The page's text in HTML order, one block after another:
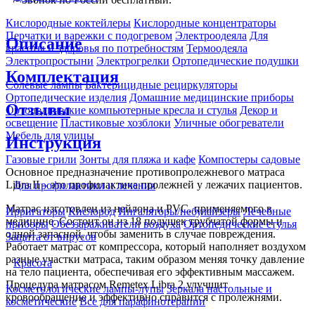
Кислородные коктейлеры Кислородные концентраторы
Перчатки и варежки с подогревом Электроодеяла Для
красоты и здоровья по потребностям Термоодеяла
Электропростыни Электрогрелки Ортопедические подушки
Солевые лампы Бактерицидные рециркуляторы
Ортопедические изделия Домашние медицинские приборы
Ортопедические компьютерные кресла и стулья Декор и
освещение Пластиковые хозблоки Уличные обогреватели
Мебель для улицы
Газовые грили Зонты для пляжа и кафе Компостеры садовые
Для профилактики и лечения
Ирригаторы Кислород Ингаляторы/небулайзеры Лечебные
приборы Обеззараживатели воздуха Ортопедические стулья
Защита от вирусов
Красота
Косметологические лампы-лупы Зеркала настольные и
косметические Все для парафинотерапии
Описание
Комплектация
Отзывы
Инструкция
Основное предназначение противопролежневого матраса
Libra II – это профилактика пролежней у лежачих пациентов.
Матрас изготовлен из нейлона и PVC, применяемого в
медицине. Состоит он из 18 подушек трубчатой формы и
одной запасной, чтобы заменить в случае повреждения.
Работает матрас от компрессора, который наполняет воздухом
разные участки матраса, таким образом меняя точку давление
на тело пациента, обеспечивая его эффективным массажем.
Процедура матрасом Remetex Libra 2 улучшит
кровообращение и эффективно справится с пролежнями.